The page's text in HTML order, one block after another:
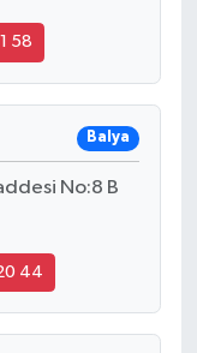
58
Balya
No:8 B
44